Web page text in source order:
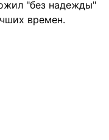
"без надежды"
времен.